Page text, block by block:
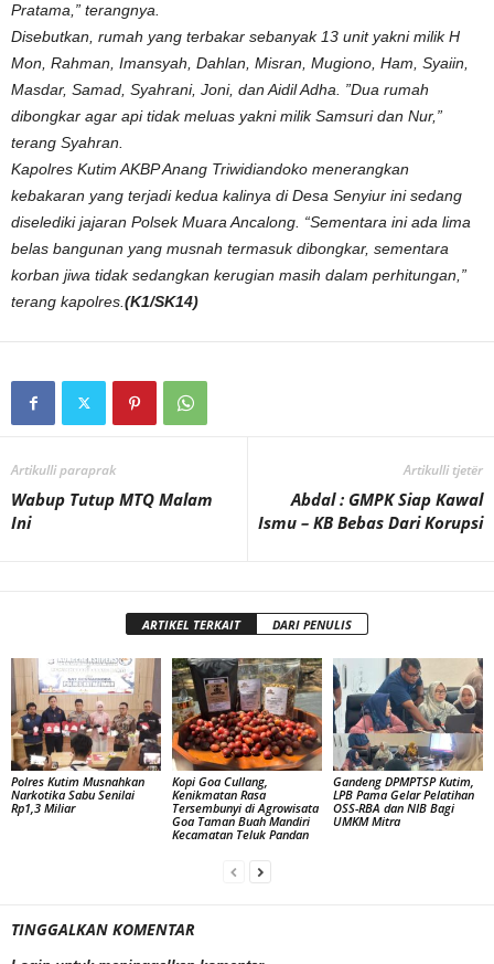
Pratama,” terangnya.
Disebutkan, rumah yang terbakar sebanyak 13 unit yakni milik H
Mon, Rahman, Imansyah, Dahlan, Misran, Mugiono, Ham, Syaiin,
Masdar, Samad, Syahrani, Joni, dan Aidil Adha. ”Dua rumah
dibongkar agar api tidak meluas yakni milik Samsuri dan Nur,”
terang Syahran.
Kapolres Kutim AKBP Anang Triwidiandoko menerangkan
kebakaran yang terjadi kedua kalinya di Desa Senyiur ini sedang
diselediki jajaran Polsek Muara Ancalong. “Sementara ini ada lima
belas bangunan yang musnah termasuk dibongkar, sementara
korban jiwa tidak sedangkan kerugian masih dalam perhitungan,”
terang kapolres. (K1/SK14)
Artikulli paraprak
Wabup Tutup MTQ Malam
Ini
Artikulli tjetër
Abdal : GMPK Siap Kawal
Ismu – KB Bebas Dari Korupsi
ARTIKEL TERKAIT DARI PENULIS
Polres Kutim Musnahkan
Narkotika Sabu Senilai
Rp1,3 Miliar
Kopi Goa Cullang,
Kenikmatan Rasa
Tersembunyi di Agrowisata
Goa Taman Buah Mandiri
Kecamatan Teluk Pandan
Gandeng DPMPTSP Kutim,
LPB Pama Gelar Pelatihan
OSS-RBA dan NIB Bagi
UMKM Mitra
TINGGALKAN KOMENTAR